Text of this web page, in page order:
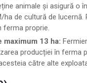
animale și asigură o
ha de cultură de lucernă.
ferma proprie.
maximum 13 ha:
producției în ferma
către alte